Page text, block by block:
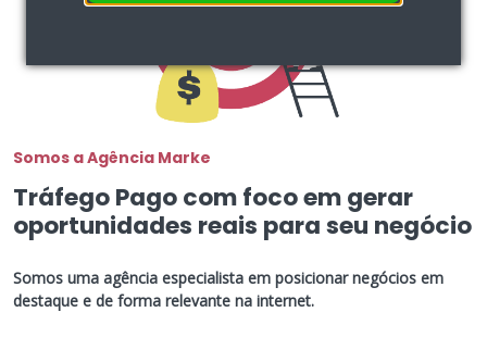
Somos a Agência Marke
Tráfego Pago com foco em gerar
oportunidades reais para seu negócio
Somos uma agência especialista em posicionar negócios em
destaque e de forma relevante na internet.